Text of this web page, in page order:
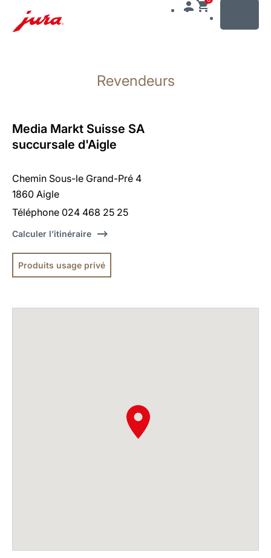
recherche
Revendeurs
Media Markt Suisse SA
succursale d'Aigle
Chemin Sous-le Grand-Pré 4
1860 Aigle
Téléphone 024 468 25 25
Calculer l’itinéraire
Produits usage privé